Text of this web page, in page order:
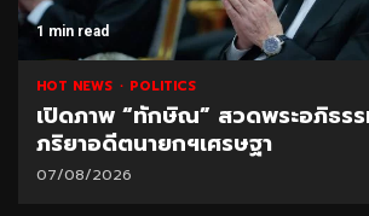
1 min read
HOT NEWS POLITICS
เปิดภาพ “ทักษิณ” สวดพระอภิธร
ภริยาอดีตนายกฯเศรษฐา
07/08/2026